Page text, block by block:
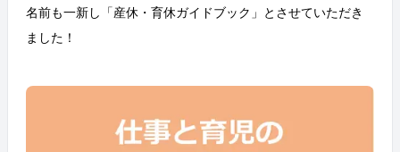
名前も一新し「産休・育休ガイドブック」とさせていただき
ました！